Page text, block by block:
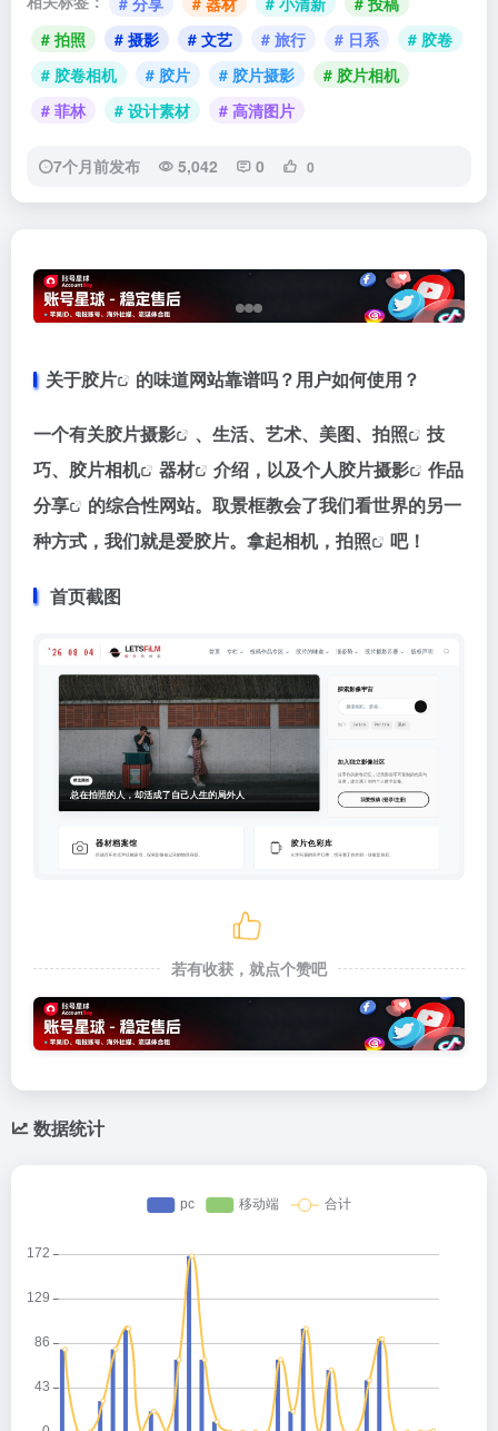
# 拍照
# 摄影 # 文艺 # 旅行 # 日系
# 胶卷
# 胶卷相机
# 胶片 # 胶片摄影
# 胶片相机
# 菲林
# 设计素材 # 高清图片
7个月前发布 5,042 0 0
关于胶片 的味道网站靠谱吗？用户如何使用？
一个有关胶片摄影 、生活、艺术、美图、 拍照
技
巧、 胶片相机 器材 介绍，以及个人胶片摄影
作品
分享
的综合性网站。取景框教会了我们看世界的另一
种方式，我们就是爱胶片。拿起相机， 拍照 吧！
首页截图
若有收获，就点个赞吧
数据统计